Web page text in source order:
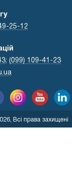
25-12
; (099) 109-41-23
Всі права захищені